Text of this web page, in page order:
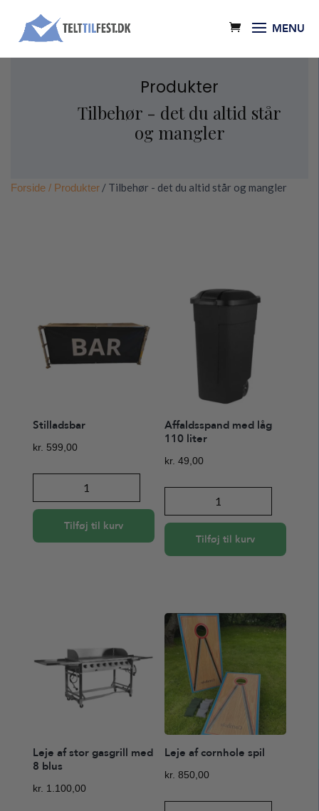
Produkter
Tilbehør - det du altid står
og mangler
Forside / Produkter / Tilbehør - det du altid står og mangler
Stilladsbar
kr. 599,00
antal
Tilføj til kurv
Affaldsspand med låg
110 liter
kr. 49,00
Affaldsspand
med
110
Tilføj til kurv
Leje af stor gasgrill med
8 blus
kr. 1.100,00
Leje af cornhole spil
kr. 850,00